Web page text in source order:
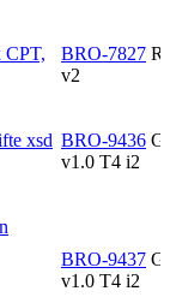
CPT,
BRO-7827
v2
xsd BRO-9436
v1.0 T4 i2
BRO-9437
v1.0 T4 i2